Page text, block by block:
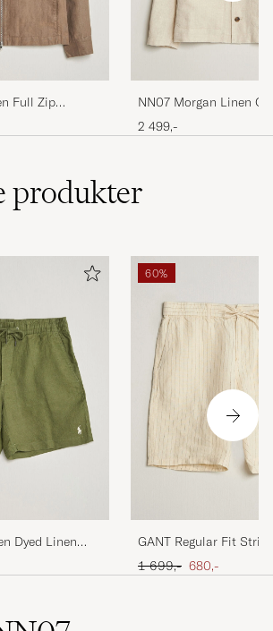
Full Zip
NN07 Morgan Linen
2 499,-
produkter
Dyed Linen
60%
GANT Regular Fit
Drawstring Shorts
Ordinær pris
1 699,- Nedsatt pris
680,-